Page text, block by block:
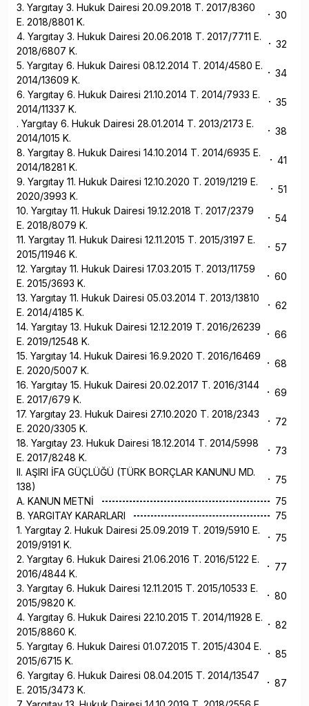
3. Yargıtay 3. Hukuk Dairesi 20.09.2018 T. 2017/8360
E. 2018/8801 K.
30
4. Yargıtay 3. Hukuk Dairesi 20.06.2018 T. 2017/7711 E.
2018/6807 K.
32
5. Yargıtay 6. Hukuk Dairesi 08.12.2014 T. 2014/4580 E.
2014/13609 K.
34
6. Yargıtay 6. Hukuk Dairesi 21.10.2014 T. 2014/7933 E.
2014/11337 K.
35
. Yargıtay 6. Hukuk Dairesi 28.01.2014 T. 2013/2173 E.
2014/1015 K.
38
8. Yargıtay 8. Hukuk Dairesi 14.10.2014 T. 2014/6935 E.
2014/18281 K.
41
9. Yargıtay 11. Hukuk Dairesi 12.10.2020 T. 2019/1219 E.
2020/3993 K.
51
10. Yargıtay 11. Hukuk Dairesi 19.12.2018 T. 2017/2379
E. 2018/8079 K.
54
11. Yargıtay 11. Hukuk Dairesi 12.11.2015 T. 2015/3197 E.
2015/11946 K.
57
12. Yargıtay 11. Hukuk Dairesi 17.03.2015 T. 2013/11759
E. 2015/3693 K.
60
13. Yargıtay 11. Hukuk Dairesi 05.03.2014 T. 2013/13810
E. 2014/4185 K.
62
14. Yargıtay 13. Hukuk Dairesi 12.12.2019 T. 2016/26239
E. 2019/12548 K.
66
15. Yargıtay 14. Hukuk Dairesi 16.9.2020 T. 2016/16469
E. 2020/5007 K.
68
16. Yargıtay 15. Hukuk Dairesi 20.02.2017 T. 2016/3144
E. 2017/679 K.
69
17. Yargıtay 23. Hukuk Dairesi 27.10.2020 T. 2018/2343
E. 2020/3305 K.
72
18. Yargıtay 23. Hukuk Dairesi 18.12.2014 T. 2014/5998
E. 2017/8248 K.
73
II. AŞIRI İFA GÜÇLÜĞÜ (TÜRK BORÇLAR KANUNU MD.
138)
75
A. KANUN METNİ
75
B. YARGITAY KARARLARI
75
1. Yargıtay 2. Hukuk Dairesi 25.09.2019 T. 2019/5910 E.
2019/9191 K.
75
2. Yargıtay 6. Hukuk Dairesi 21.06.2016 T. 2016/5122 E.
2016/4844 K.
77
3. Yargıtay 6. Hukuk Dairesi 12.11.2015 T. 2015/10533 E.
2015/9820 K.
80
4. Yargıtay 6. Hukuk Dairesi 22.10.2015 T. 2014/11928 E.
2015/8860 K.
82
5. Yargıtay 6. Hukuk Dairesi 01.07.2015 T. 2015/4304 E.
2015/6715 K.
85
6. Yargıtay 6. Hukuk Dairesi 08.04.2015 T. 2014/13547
E. 2015/3473 K.
87